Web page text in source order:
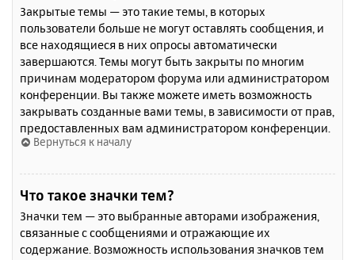
Закрытые темы — это такие темы, в которых
пользователи больше не могут оставлять сообщения, и
все находящиеся в них опросы автоматически
завершаются. Темы могут быть закрыты по многим
причинам модератором форума или администратором
конференции. Вы также можете иметь возможность
закрывать созданные вами темы, в зависимости от прав,
предоставленных вам администратором конференции.
Вернуться к началу
Что такое значки тем?
Значки тем — это выбранные авторами изображения,
связанные с сообщениями и отражающие их
содержание. Возможность использования значков тем